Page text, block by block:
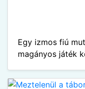
Egy izmos fiú
magányos játék